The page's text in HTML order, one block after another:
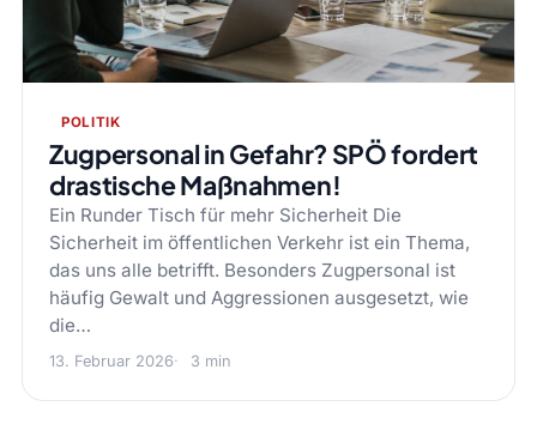
POLITIK
Zugpersonal in Gefahr? SPÖ fordert
drastische Maßnahmen!
Ein Runder Tisch für mehr Sicherheit Die
Sicherheit im öffentlichen Verkehr ist ein Thema,
das uns alle betrifft. Besonders Zugpersonal ist
häufig Gewalt und Aggressionen ausgesetzt, wie
die…
13. Februar 2026 3 min